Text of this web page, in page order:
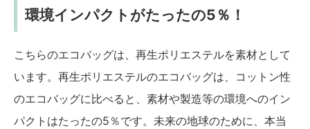
環境インパクトがたったの5％！
こちらのエコバッグは、再生ポリエステルを素材として
います。再生ポリエステルのエコバッグは、コットン性
のエコバッグに比べると、素材や製造等の環境へのイン
パクトはたったの5％です。未来の地球のために、本当